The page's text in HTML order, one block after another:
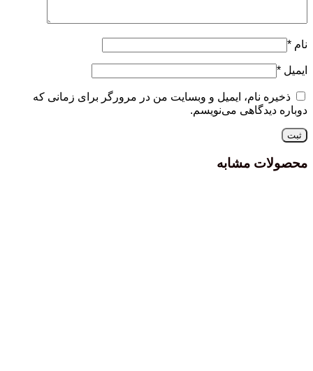
نام *
ایمیل *
ذخیره نام، ایمیل و وبسایت من در مرورگر برای زمانی که
دوباره دیدگاهی می‌نویسم.
محصولات مشابه